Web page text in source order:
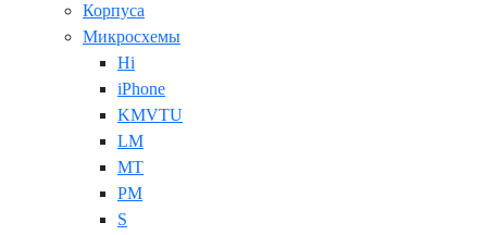
Корпуса
Микросхемы
Hi
iPhone
KMVTU
LM
MT
PM
S